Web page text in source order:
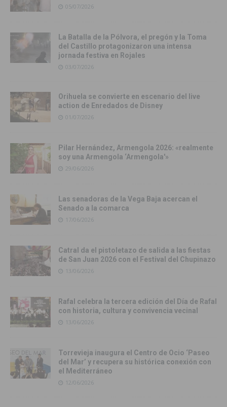
05/07/2026
La Batalla de la Pólvora, el pregón y la Toma
del Castillo protagonizaron una intensa
jornada festiva en Rojales
03/07/2026
Orihuela se convierte en escenario del live
action de Enredados de Disney
01/07/2026
Pilar Hernández, Armengola 2026: «realmente
soy una Armengola ‘Armengola'»
29/06/2026
Las senadoras de la Vega Baja acercan el
Senado a la comarca
17/06/2026
Catral da el pistoletazo de salida a las fiestas
de San Juan 2026 con el Festival del Chupinazo
13/06/2026
Rafal celebra la tercera edición del Día de Rafal
con historia, cultura y convivencia vecinal
13/06/2026
Torrevieja inaugura el Centro de Ocio ‘Paseo
del Mar’ y recupera su histórica conexión con
el Mediterráneo
12/06/2026